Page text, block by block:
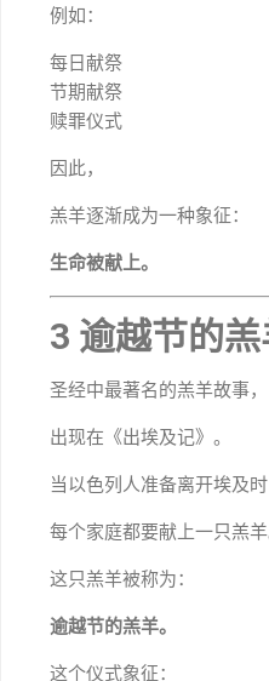
例如：
每日献祭
节期献祭
赎罪仪式
因此，
羔羊逐渐成为一种象征：
生命被献上。
3 逾越节的
圣经中最著名的羔羊故事，
出现在《出埃及记》。
当以色列人准备离开埃及时
每个家庭都要献上一只羔羊
这只羔羊被称为：
逾越节的羔羊。
这个仪式象征：